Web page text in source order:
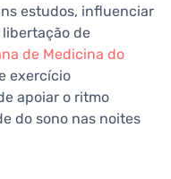
estudos, influenciar
de
de Medicina do
exercício
apoiar o ritmo
do sono nas noites